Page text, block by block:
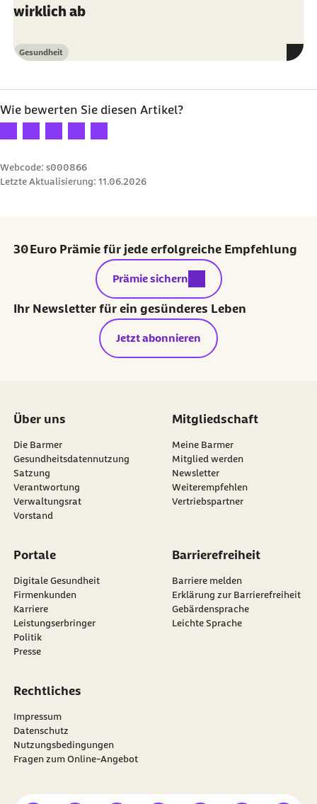
wirklich ab
Kategorie
Gesundheit
Wie bewerten Sie diesen Artikel?
Ihre Bewertung: 1 Stern
Ihre Bewertung: 2 Sterne
Ihre Bewertung: 3 Sterne
Ihre Bewertung: 4 Sterne
Ihre Bewertung: 5 Sterne
Webcode: s000866
Letzte Aktualisierung: 11.06.2026
30 Euro Prämie für jede erfolgreiche Empfehlung
externer Link:
Prämie sichern
Ihr Newsletter für ein gesünderes Leben
Jetzt abonnieren
Über uns
Die Barmer
Gesundheitsdatennutzung
Satzung
Verantwortung
Verwaltungsrat
Vorstand
Mitgliedschaft
Meine Barmer
Mitglied werden
Newsletter
externer Link:
Weiterempfehlen
Vertriebspartner
Portale
Digitale Gesundheit
Firmenkunden
Karriere
Leistungserbringer
Politik
Presse
Barrierefreiheit
Barriere melden
Erklärung zur Barrierefreiheit
Gebärdensprache
Leichte Sprache
Rechtliches
Impressum
Datenschutz
Nutzungsbedingungen
Fragen zum Online-Angebot